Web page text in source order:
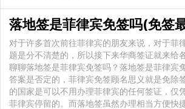
落地签是菲律宾免签吗(免签
对于许多首次前往菲律宾的朋友来说，对于菲
题是分不清楚的，所以接下来华商签证就来给
聊聊落地签是菲律宾免签吗？落地签是菲律宾
答案是否定的，菲律宾免签顾名思义就是免除
的国家是可以不用办理菲律宾的任何签证，仅
菲律宾停留的。而落地签虽然办理相当方便快